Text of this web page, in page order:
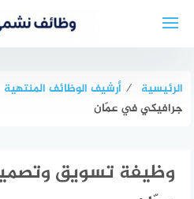
الرئيسية ⁄ أرشيف الوظائف المنتهية
جرافيكي في عمّان
وظيفة تسويق